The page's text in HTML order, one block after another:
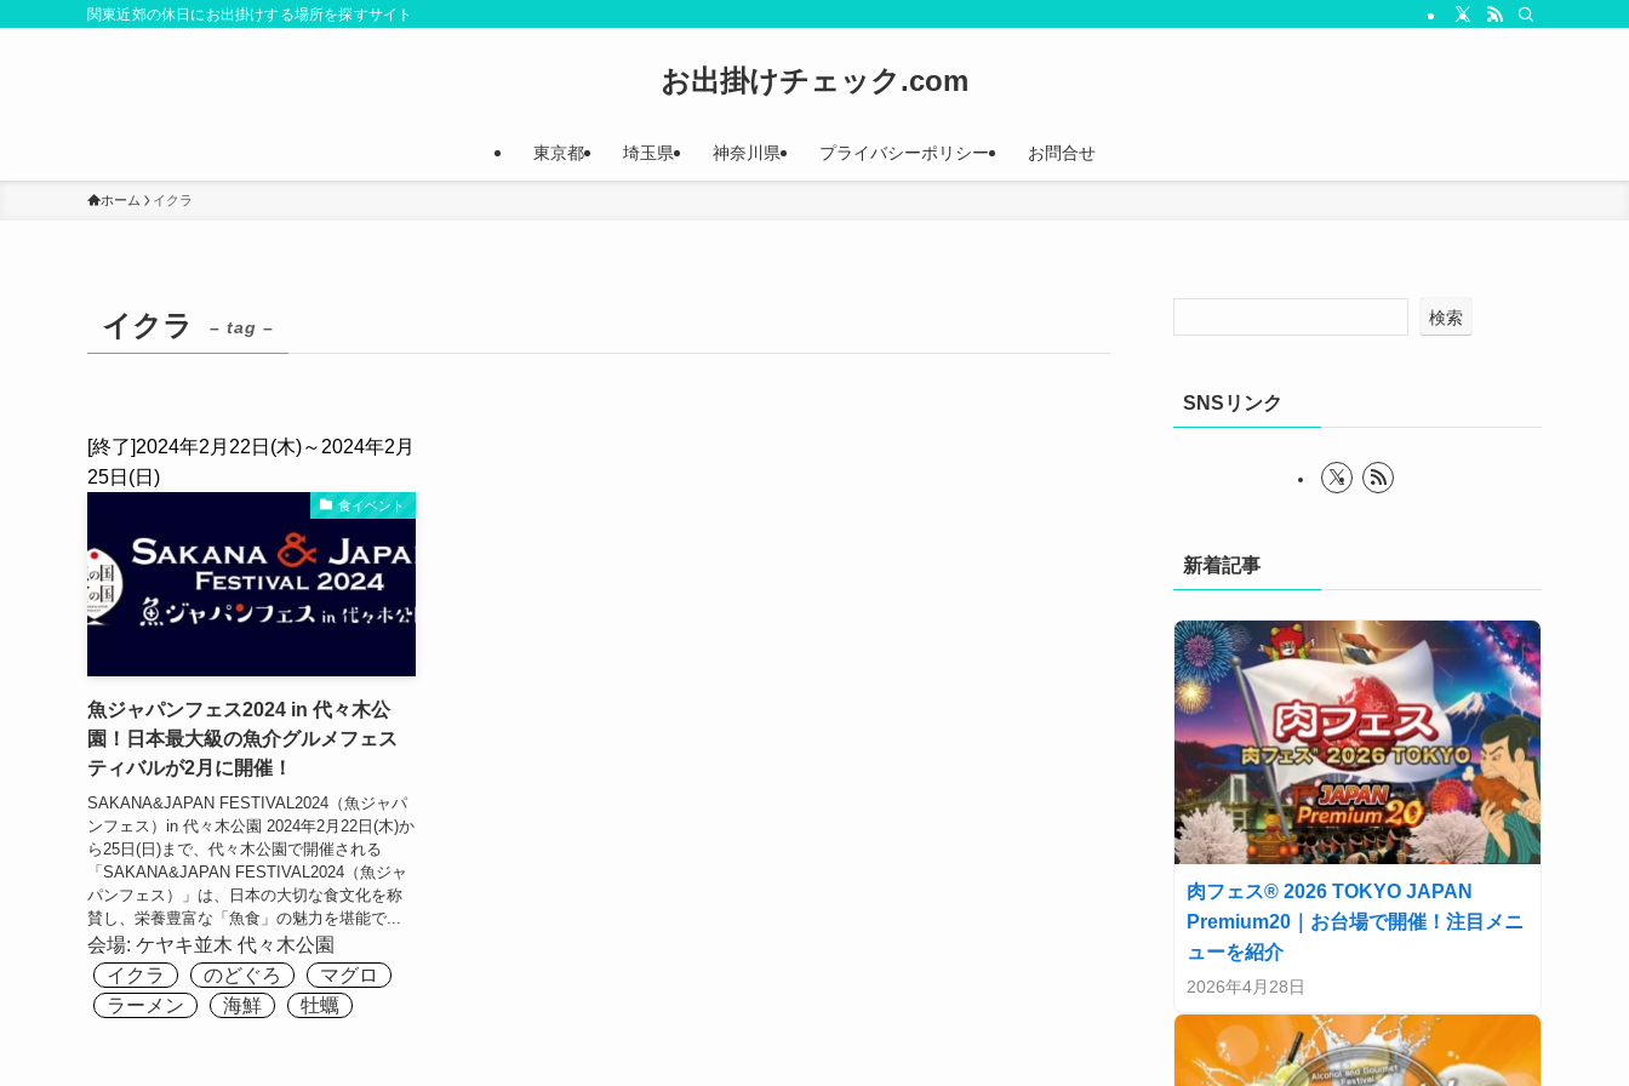
関東近郊の休日にお出掛けする場所を探すサイト
お出掛けチェック.com
東京都 埼玉県 神奈川県 プライバシーポリシー お問合せ
ホーム イクラ
イクラ – tag –
[終了]2024年2月22日(木)～2024年2月
25日(日)
食イベント
魚ジャパンフェス2024 in 代々木公
園！日本最大級の魚介グルメフェス
ティバルが2月に開催！
SAKANA&JAPAN FESTIVAL2024（魚ジャパ
ンフェス）in 代々木公園 2024年2月22日(木)か
ら25日(日)まで、代々木公園で開催される
「SAKANA&JAPAN FESTIVAL2024（魚ジャ
パンフェス）」は、日本の大切な食文化を称
賛し、栄養豊富な「魚食」の魅力を堪能で...
会場: ケヤキ並木 代々木公園
イクラ
のどぐろ
マグロ
ラーメン
海鮮 牡蠣
検索
SNSリンク
新着記事
肉フェス® 2026 TOKYO JAPAN
Premium20｜お台場で開催！注目メニ
ューを紹介
2026年4月28日